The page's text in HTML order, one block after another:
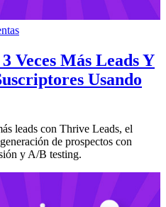
Veces Más Leads Y
Usando
leads con Thrive Leads, el
de prospectos con
y A/B testing.